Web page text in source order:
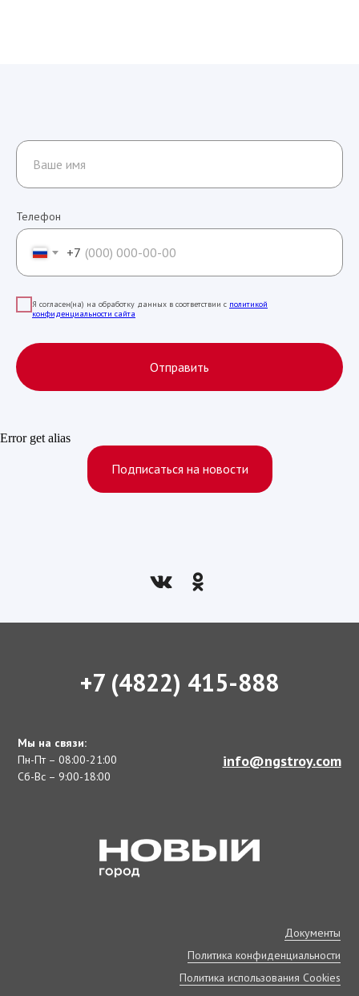
Телефон
+7
Я согласен(на) на обработку данных в соответствии с политикой
конфиденциальности сайта
Отправить
Error get alias
Подписаться на новости
+7 (4822) 415-888
Мы на связи:
Пн-Пт – 08:00-21:00
Сб-Вс – 9:00-18:00
info@ngstroy.com
Документы
Политика конфиденциальности
Политика использования Cookies